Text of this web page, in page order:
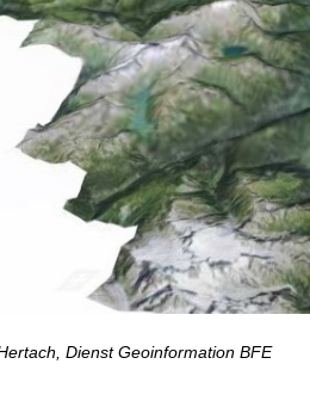
Dienst Geoinformation BFE